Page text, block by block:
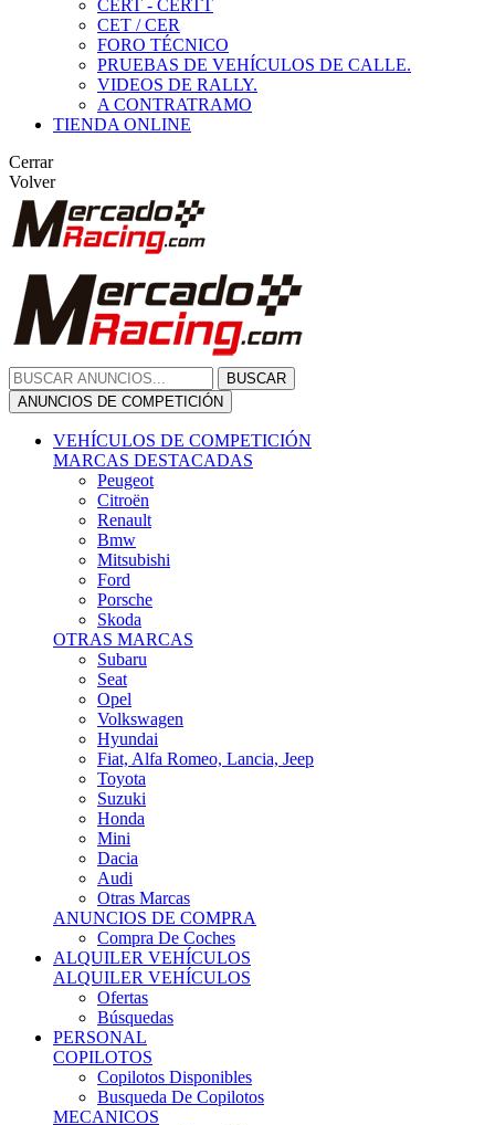
CERT - CERTT
CET / CER
FORO TÉCNICO
PRUEBAS DE VEHÍCULOS DE CALLE.
VIDEOS DE RALLY.
A CONTRATRAMO
TIENDA ONLINE
Cerrar
Volver
BUSCAR
ANUNCIOS DE COMPETICIÓN
VEHÍCULOS DE COMPETICIÓN
MARCAS DESTACADAS
Peugeot
Citroën
Renault
Bmw
Mitsubishi
Ford
Porsche
Skoda
OTRAS MARCAS
Subaru
Seat
Opel
Volkswagen
Hyundai
Fiat, Alfa Romeo, Lancia, Jeep
Toyota
Suzuki
Honda
Mini
Dacia
Audi
Otras Marcas
ANUNCIOS DE COMPRA
Compra De Coches
ALQUILER VEHÍCULOS
ALQUILER VEHÍCULOS
Ofertas
Búsquedas
PERSONAL
COPILOTOS
Copilotos Disponibles
Busqueda De Copilotos
MECANICOS